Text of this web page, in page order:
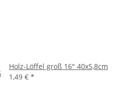
Holz-Löffel groß 16" 40x5,8cm
1,49 € *